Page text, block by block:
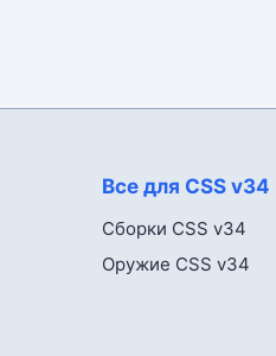
Все для CSS v34
Сборки CSS v34
Оружие CSS v34